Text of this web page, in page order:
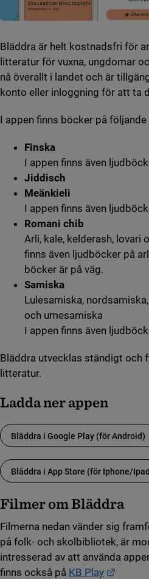
Bläddra är helt kostnadsfri för
litteratur för vuxna, ungdomar
nå överallt i landet och är
konto eller inloggning för att ta
I appen finns böcker på följande
Finska
I appen finns även
Jiddisch
Meänkieli
I appen finns även
Romani chib
Arli, kale, kelderash, lovari
finns även ljudböcker på
böcker är på väg.
Samiska
Lulesamiska,
och umesamiska
I appen finns även
Bläddra utvecklas ständigt och
litteratur.
Ladda ner appen
Bläddra i Google Play (för Android)
(länk till annan webbplats)
Bläddra i App Store (för Iphone/
(länk till annan webbplats)
Filmer om Bläddra
Filmerna nedan vänder sig
på folk- och skolbibliotek, är
intresserad av att använda
finns också på KB Play